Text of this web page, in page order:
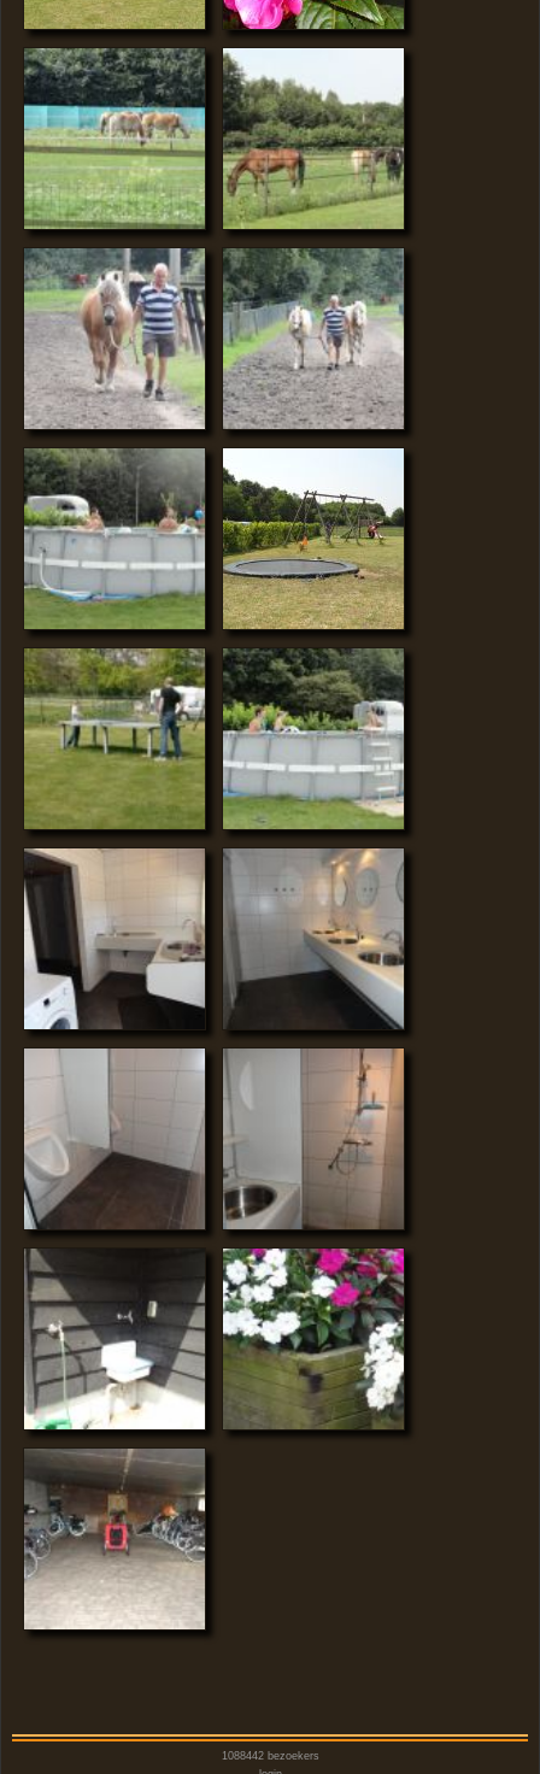
1088442bezoekers